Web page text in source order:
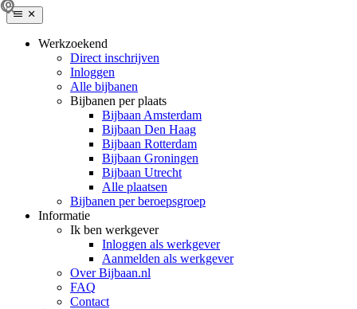
Werkzoekend
Direct inschrijven
Inloggen
Alle bijbanen
Bijbanen per plaats
Bijbaan Amsterdam
Bijbaan Den Haag
Bijbaan Rotterdam
Bijbaan Groningen
Bijbaan Utrecht
Alle plaatsen
Bijbanen per beroepsgroep
Informatie
Ik ben werkgever
Inloggen als werkgever
Aanmelden als werkgever
Over Bijbaan.nl
FAQ
Contact